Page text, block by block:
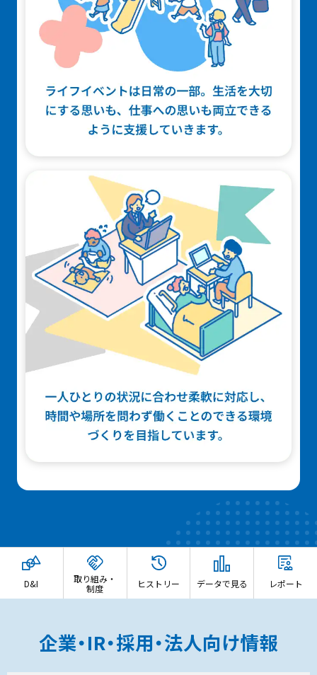
D&I
取り組み・
制度
ヒストリー データで見る レポート
企業・IR・採用・法人向け情報